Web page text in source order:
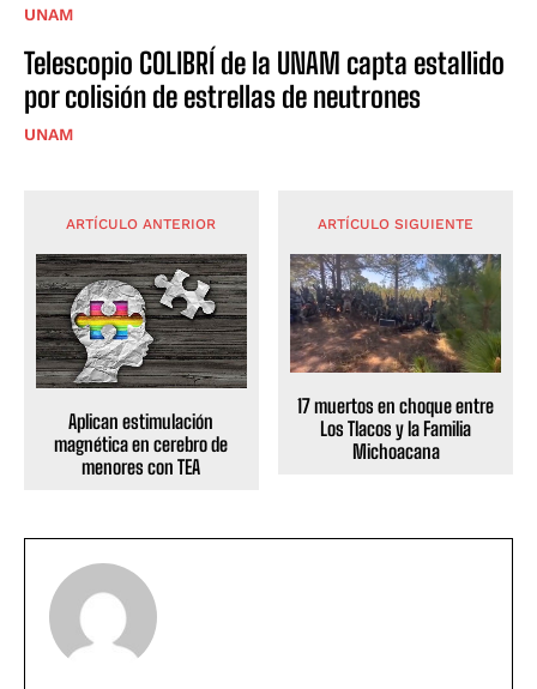
UNAM
Telescopio COLIBRÍ de la UNAM capta estallido
por colisión de estrellas de neutrones
UNAM
ARTÍCULO ANTERIOR
Aplican estimulación
magnética en cerebro de
menores con TEA
ARTÍCULO SIGUIENTE
17 muertos en choque entre
Los Tlacos y la Familia
Michoacana